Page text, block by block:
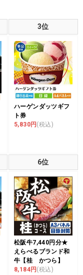
3位
ハーゲンダッツギフ
ト券
5,830円 (税込)
6位
松阪牛7,440円分★
えらべるブランド和
牛【桂 かつら】
8,184円(税込)